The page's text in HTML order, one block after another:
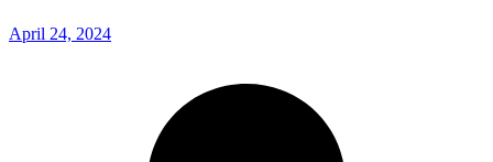
April 24, 2024